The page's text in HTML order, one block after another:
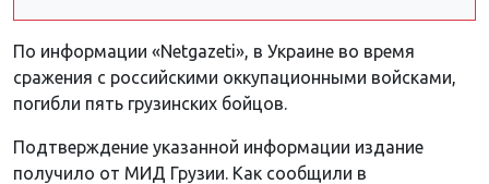
По информации «Netgazeti», в Украине во время
сражения с российскими оккупационными войсками,
погибли пять грузинских бойцов.
Подтверждение указанной информации издание
получило от МИД Грузии. Как сообщили в